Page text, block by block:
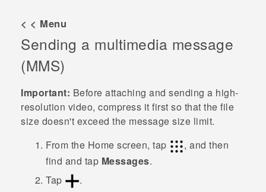
VIVERSE
ỨNG DỤNG
HỖ TRỢ
< < Menu
Sending a multimedia message
(MMS)
Important: Before attaching and sending a high-
resolution video, compress it first so that the file
size doesn't exceed the message size limit.
From the Home screen, tap
, and then
find and tap Messages.
Tap
.